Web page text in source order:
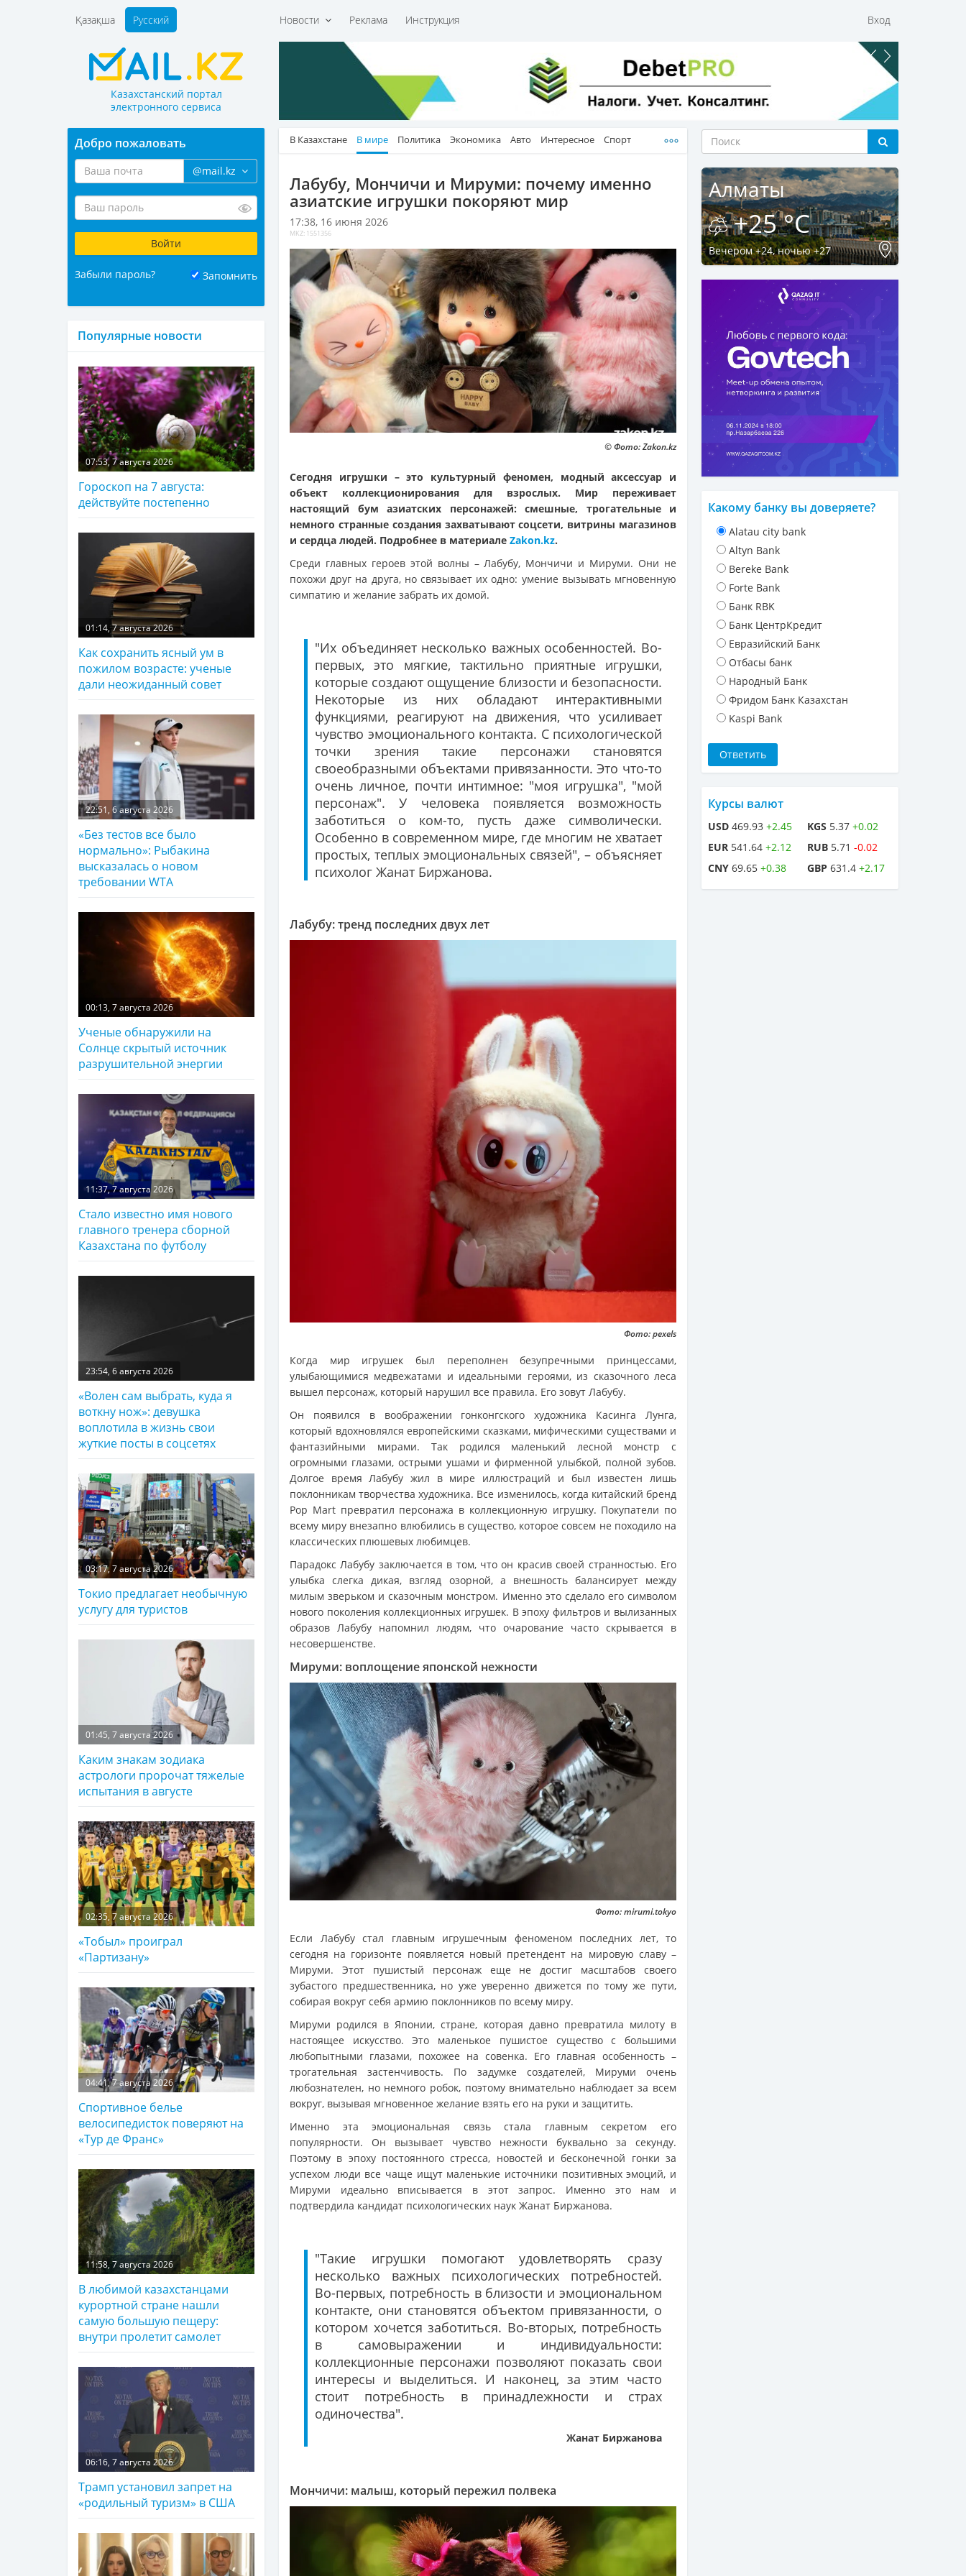
Новости Реклама Инструкция Вход
Қазақша Русский
Казахстанский портал
электронного сервиса
В Казахстане В мире Политика Экономика Авто Интересное Спорт
Лабубу, Мончичи и Мируми: почему именно
азиатские игрушки покоряют мир
17:38, 16 июня 2026
MKZ: 1551356
© Фото: Zakon.kz
Сегодня игрушки – это культурный феномен, модный аксессуар и
объект коллекционирования для взрослых. Мир переживает
настоящий бум азиатских персонажей: смешные, трогательные и
немного странные создания захватывают соцсети, витрины магазинов
и сердца людей. Подробнее в материале Zakon.kz.
Среди главных героев этой волны – Лабубу, Мончичи и Мируми. Они не
похожи друг на друга, но связывает их одно: умение вызывать мгновенную
симпатию и желание забрать их домой.
"Их объединяет несколько важных особенностей. Во-
первых, это мягкие, тактильно приятные игрушки,
которые создают ощущение близости и безопасности.
Некоторые из них обладают интерактивными
функциями, реагируют на движения, что усиливает
чувство эмоционального контакта. С психологической
точки зрения такие персонажи становятся
своеобразными объектами привязанности. Это что-то
очень личное, почти интимное: "моя игрушка", "мой
персонаж". У человека появляется возможность
заботиться о ком-то, пусть даже символически.
Особенно в современном мире, где многим не хватает
простых, теплых эмоциональных связей", – объясняет
психолог Жанат Биржанова.
Лабубу: тренд последних двух лет
Фото: pexels
Когда мир игрушек был переполнен безупречными принцессами,
улыбающимися медвежатами и идеальными героями, из сказочного леса
вышел персонаж, который нарушил все правила. Его зовут Лабубу.
Он появился в воображении гонконгского художника Касинга Лунга,
который вдохновлялся европейскими сказками, мифическими существами и
фантазийными мирами. Так родился маленький лесной монстр с
огромными глазами, острыми ушами и фирменной улыбкой, полной зубов.
Долгое время Лабубу жил в мире иллюстраций и был известен лишь
поклонникам творчества художника. Все изменилось, когда китайский бренд
Pop Mart превратил персонажа в коллекционную игрушку. Покупатели по
всему миру внезапно влюбились в существо, которое совсем не походило на
классических плюшевых любимцев.
Парадокс Лабубу заключается в том, что он красив своей странностью. Его
улыбка слегка дикая, взгляд озорной, а внешность балансирует между
милым зверьком и сказочным монстром. Именно это сделало его символом
нового поколения коллекционных игрушек. В эпоху фильтров и вылизанных
образов Лабубу напомнил людям, что очарование часто скрывается в
несовершенстве.
Мируми: воплощение японской нежности
Фото: mirumi.tokyo
Если Лабубу стал главным игрушечным феноменом последних лет, то
сегодня на горизонте появляется новый претендент на мировую славу –
Мируми. Этот пушистый персонаж еще не достиг масштабов своего
зубастого предшественника, но уже уверенно движется по тому же пути,
собирая вокруг себя армию поклонников по всему миру.
Мируми родился в Японии, стране, которая давно превратила милоту в
настоящее искусство. Это маленькое пушистое существо с большими
любопытными глазами, похожее на совенка. Его главная особенность –
трогательная застенчивость. По задумке создателей, Мируми очень
любознателен, но немного робок, поэтому внимательно наблюдает за всем
вокруг, вызывая мгновенное желание взять его на руки и защитить.
Именно эта эмоциональная связь стала главным секретом его
популярности. Он вызывает чувство нежности буквально за секунду.
Поэтому в эпоху постоянного стресса, новостей и бесконечной гонки за
успехом люди все чаще ищут маленькие источники позитивных эмоций, и
Мируми идеально вписывается в этот запрос. Именно это нам и
подтвердила кандидат психологических наук Жанат Биржанова.
"Такие игрушки помогают удовлетворять сразу
несколько важных психологических потребностей.
Во-первых, потребность в близости и эмоциональном
контакте, они становятся объектом привязанности, о
котором хочется заботиться. Во-вторых, потребность
в самовыражении и индивидуальности:
коллекционные персонажи позволяют показать свои
интересы и выделиться. И наконец, за этим часто
стоит потребность в принадлежности и страх
одиночества".
Жанат Биржанова
Мончичи: малыш, который пережил полвека
Добро пожаловать
@mail.kz
Забыли пароль? Запомнить
Популярные новости
07:53, 7 августа 2026
Гороскоп на 7 августа:
действуйте постепенно
01:14, 7 августа 2026
Как сохранить ясный ум в
пожилом возрасте: ученые
дали неожиданный совет
22:51, 6 августа 2026
«Без тестов все было
нормально»: Рыбакина
высказалась о новом
требовании WTA
00:13, 7 августа 2026
Ученые обнаружили на
Солнце скрытый источник
разрушительной энергии
11:37, 7 августа 2026
Стало известно имя нового
главного тренера сборной
Казахстана по футболу
23:54, 6 августа 2026
«Волен сам выбрать, куда я
воткну нож»: девушка
воплотила в жизнь свои
жуткие посты в соцсетях
03:17, 7 августа 2026
Токио предлагает необычную
услугу для туристов
01:45, 7 августа 2026
Каким знакам зодиака
астрологи пророчат тяжелые
испытания в августе
02:35, 7 августа 2026
«Тобыл» проиграл
«Партизану»
04:41, 7 августа 2026
Спортивное белье
велосипедисток поверяют на
«Тур де Франс»
11:58, 7 августа 2026
В любимой казахстанцами
курортной стране нашли
самую большую пещеру:
внутри пролетит самолет
06:16, 7 августа 2026
Трамп установил запрет на
«родильный туризм» в США
Алматы
+25 °C
Вечером +24, ночью +27
Какому банку вы доверяете?
Alatau city bank
Altyn Bank
Bereke Bank
Forte Bank
Банк RBK
Банк ЦентрКредит
Евразийский Банк
Отбасы банк
Народный Банк
Фридом Банк Казахстан
Kaspi Bank
Курсы валют
USD 469.93 +2.45
EUR 541.64 +2.12
CNY 69.65 +0.38
KGS 5.37 +0.02
RUB 5.71 -0.02
GBP 631.4 +2.17